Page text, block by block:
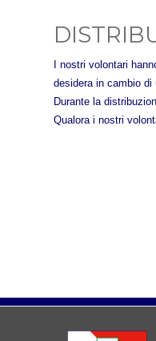
I nostri volontari
desidera in cambio
Durante la
Qualora i nostri